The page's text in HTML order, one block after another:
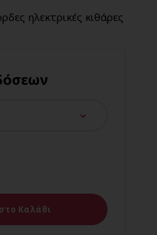
ηλεκτρικές κιθάρες